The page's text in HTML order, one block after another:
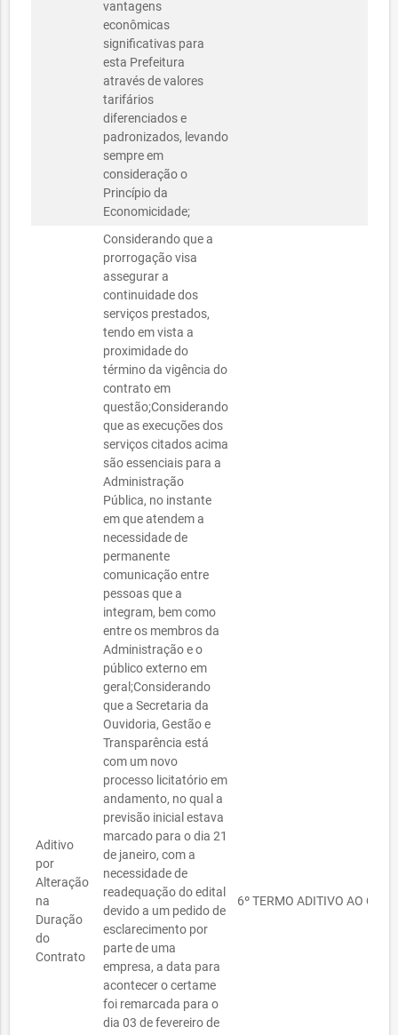
vantagens
econômicas
significativas para
esta Prefeitura
através de valores
tarifários
diferenciados e
padronizados, levando
sempre em
consideração o
Princípio da
Economicidade;
Aditivo
por
Alteração
na
Duração
do
Contrato
Considerando que a
prorrogação visa
assegurar a
continuidade dos
serviços prestados,
tendo em vista a
proximidade do
término da vigência do
contrato em
questão;Considerando
que as execuções dos
serviços citados acima
são essenciais para a
Administração
Pública, no instante
em que atendem a
necessidade de
permanente
comunicação entre
pessoas que a
integram, bem como
entre os membros da
Administração e o
público externo em
geral;Considerando
que a Secretaria da
Ouvidoria, Gestão e
Transparência está
com um novo
processo licitatório em
andamento, no qual a
previsão inicial estava
marcado para o dia 21
de janeiro, com a
necessidade de
readequação do edital
devido a um pedido de
esclarecimento por
parte de uma
empresa, a data para
acontecer o certame
foi remarcada para o
dia 03 de fevereiro de
6º TERMO ADITIVO AO